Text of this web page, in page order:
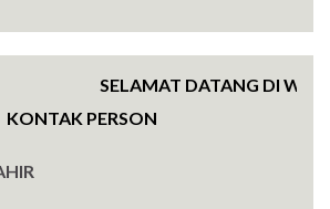
SELAMAT DATANG DI
KONTAK PERSON